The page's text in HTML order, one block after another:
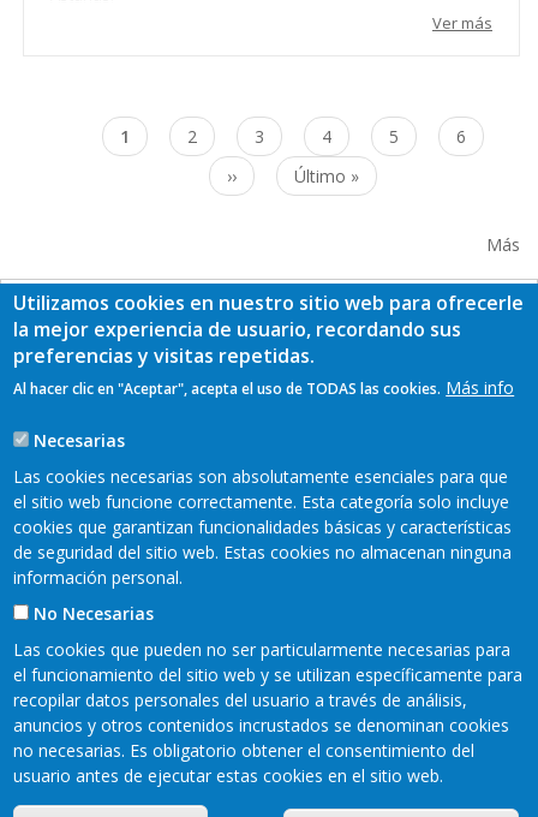
Ver más
PaginaciónPágina
actual
1 Page
2 Page
3 Page
4 Page
5 Page
6
Siguiente
página
››
Última
página
Último »
Más
READER 2018©
Pie
Contacto Mapa web
Aviso legal
Política de privacidad
Cookies
Utilizamos cookies en nuestro sitio web para ofrecerle
la mejor experiencia de usuario, recordando sus
preferencias y visitas repetidas.
Al hacer clic en "Aceptar", acepta el uso de TODAS las cookies. Más info
Necesarias
Las cookies necesarias son absolutamente esenciales para que
el sitio web funcione correctamente. Esta categoría solo incluye
cookies que garantizan funcionalidades básicas y características
de seguridad del sitio web. Estas cookies no almacenan ninguna
información personal.
No Necesarias
Las cookies que pueden no ser particularmente necesarias para
el funcionamiento del sitio web y se utilizan específicamente para
recopilar datos personales del usuario a través de análisis,
anuncios y otros contenidos incrustados se denominan cookies
no necesarias. Es obligatorio obtener el consentimiento del
usuario antes de ejecutar estas cookies en el sitio web.